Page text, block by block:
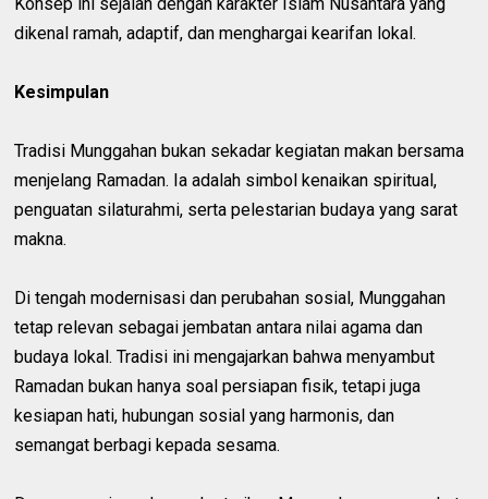
dikenal ramah, adaptif, dan menghargai kearifan lokal.
Kesimpulan
Tradisi Munggahan bukan sekadar kegiatan makan bersama
menjelang Ramadan. Ia adalah simbol kenaikan spiritual,
penguatan silaturahmi, serta pelestarian budaya yang sarat
makna.
Di tengah modernisasi dan perubahan sosial, Munggahan
tetap relevan sebagai jembatan antara nilai agama dan
budaya lokal. Tradisi ini mengajarkan bahwa menyambut
Ramadan bukan hanya soal persiapan fisik, tetapi juga
kesiapan hati, hubungan sosial yang harmonis, dan
semangat berbagi kepada sesama.